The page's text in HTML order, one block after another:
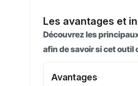
Les avantages et
Découvrez les
afin de savoir si cet outil
Avantages